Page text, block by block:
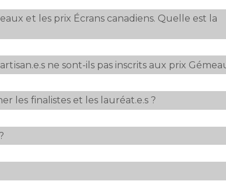
et les prix Écrans canadiens. Quelle est la
ne sont-ils pas inscrits aux prix
les finalistes et les lauréat.e.s ?